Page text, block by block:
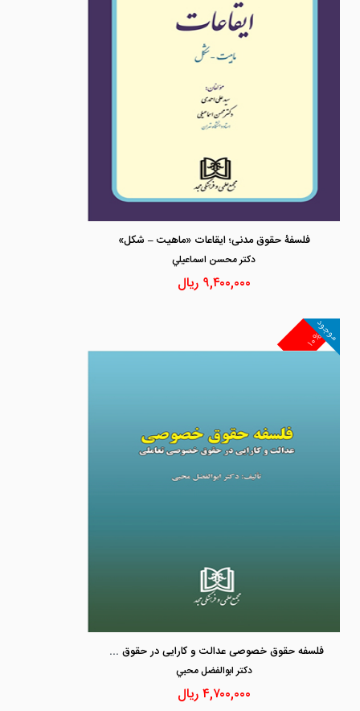
فلسفۀ حقوق مدنی؛ ایقاعات «ماهیت – شکل»
دكتر محسن اسماعيلي
۹,۴۰۰,۰۰۰ ریال
۱۰%
موجود
فلسفه حقوق خصوصی عدالت و کارایی در حقوق خصوصی تعاملی
دكتر ابوالفضل محبي
۴,۷۰۰,۰۰۰ریال